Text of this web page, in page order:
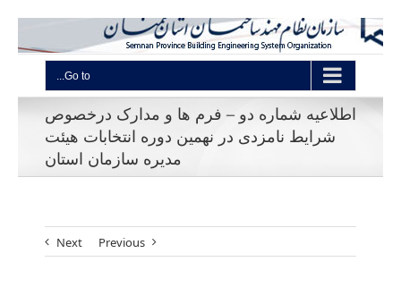
Go to...
اطلاعیه شماره دو – فرم ها و مدارک درخصوص
شرایط نامزدی در نهمین دوره انتخابات هیئت
مدیره سازمان استان
Previous
Next